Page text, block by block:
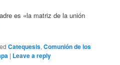
es «la matriz de la unión
Catequesis,Comunión de los
| Leave a reply